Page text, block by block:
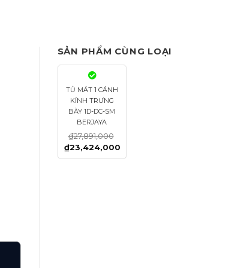
SẢN PHẨM CÙNG LOẠI
TỦ MÁT 1 CÁNH
KÍNH TRƯNG
BÀY 1D-DC-SM
BERJAYA
₫27,891,000
₫23,424,000